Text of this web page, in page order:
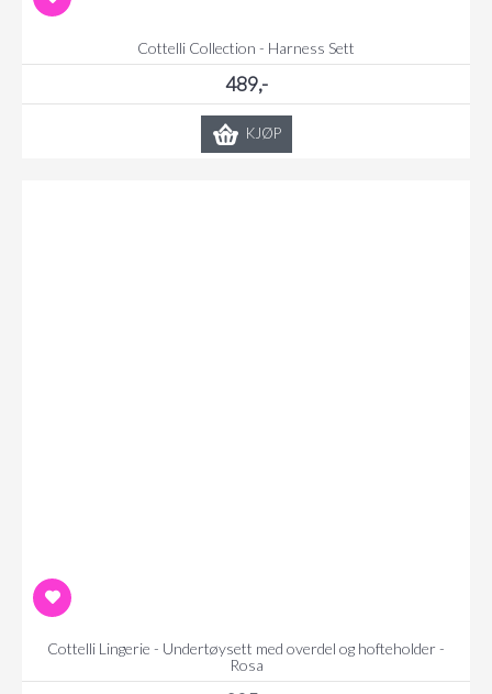
Cottelli Collection - Harness Sett
489,-
KJØP
Cottelli Lingerie - Undertøysett med overdel og hofteholder -
Rosa